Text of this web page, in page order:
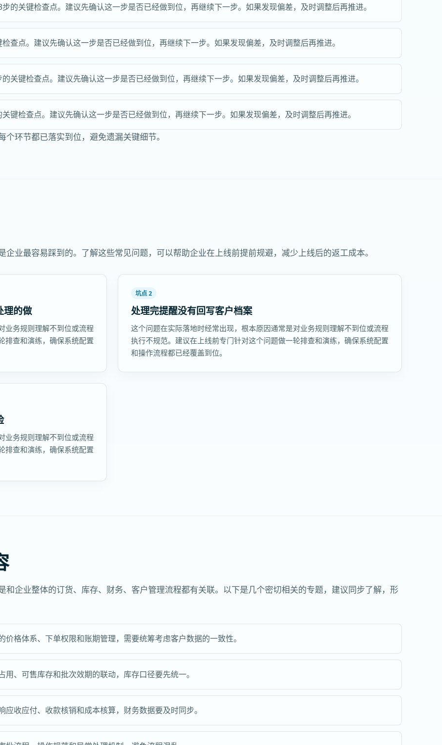
的关键检查点。建议先确认这一步是否已经做到位，再继续下一步。如果发现偏差，及时调整后再推进。
查点。建议先确认这一步是否已经做到位，再继续下一步。如果发现偏差，及时调整后再推进。
关键检查点。建议先确认这一步是否已经做到位，再继续下一步。如果发现偏差，及时调整后再推进。
键检查点。建议先确认这一步是否已经做到位，再继续下一步。如果发现偏差，及时调整后再推进。
环节都已落实到位，避免遗漏关键细节。
业最容易踩到的。了解这些常见问题，可以帮助企业在上线前提前规避，减少上线后的返工成本。
理的做
业务规则理解不到位或流程
排查和演练，确保系统配置
坑点 2
处理完提醒没有回写客户档案
这个问题在实际落地时经常出现，根本原因通常是对业务规则理解不到位或流程
执行不规范。建议在上线前专门针对这个问题做一轮排查和演练，确保系统配置
和操作流程都已经覆盖到位。
业务规则理解不到位或流程
排查和演练，确保系统配置
和企业整体的订货、库存、财务、客户管理流程都有关联。以下是几个密切相关的专题，建议同步了解，形
格体系、下单权限和账期管理，需要统筹考虑客户数据的一致性。
、可售库存和批次效期的联动，库存口径要先统一。
收应付、收款核销和成本核算，财务数据要及时同步。